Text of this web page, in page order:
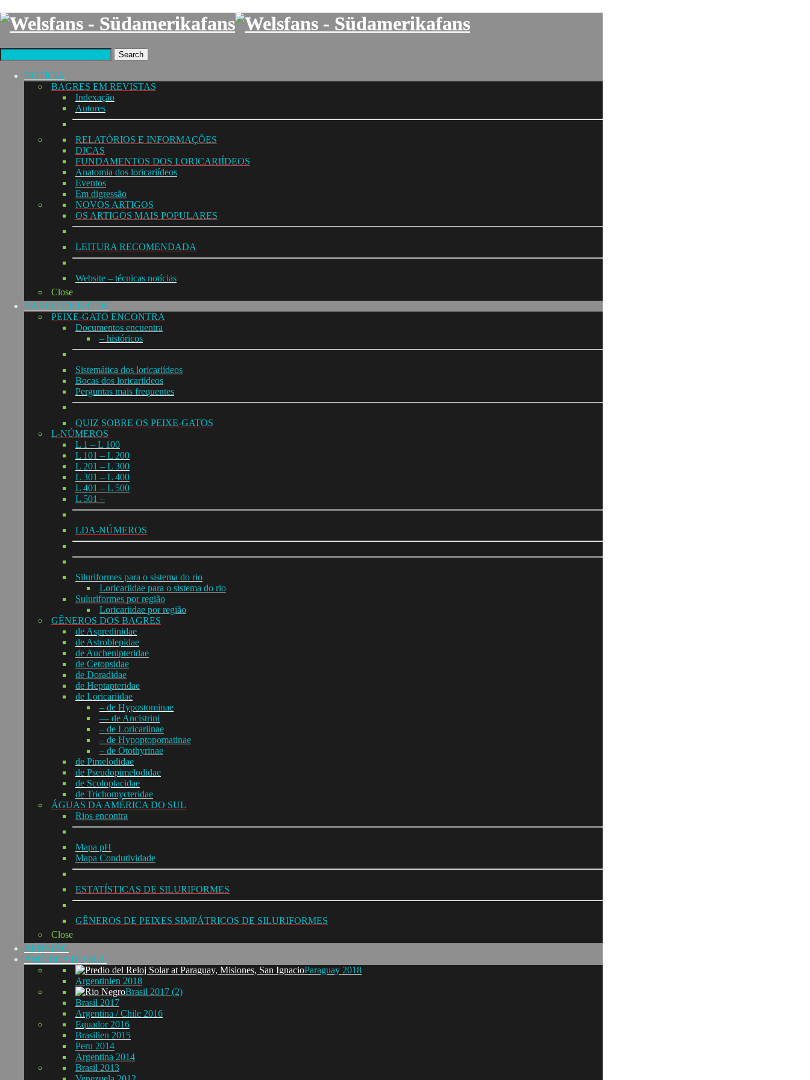
Search
NOTÍCIA
BAGRES EM REVISTAS
Indexação
Autores
RELATÓRIOS E INFORMAÇÕES
DICAS
FUNDAMENTOS DOS LORICARIÍDEOS
Anatomia dos loricariídeos
Eventos
Em digressão
NOVOS ARTIGOS
OS ARTIGOS MAIS POPULARES
LEITURA RECOMENDADA
Website – técnicas notícias
Close
BANCO DE DATOS
PEIXE-GATO ENCONTRA
Documentos encuentra
– históricos
Sistemática dos loricariídeos
Bocas dos loricariídeos
Perguntas mais frequentes
QUIZ SOBRE OS PEIXE-GATOS
L-NÚMEROS
L 1 – L 100
L 101 – L 200
L 201 – L 300
L 301 – L 400
L 401 – L 500
L 501 –
LDA-NÚMEROS
Siluriformes para o sistema do rio
Loricariidae para o sistema do rio
Suluriformes por região
Loricariidae por região
GÊNEROS DOS BAGRES
de Aspredinidae
de Astroblepidae
de Auchenipteridae
de Cetopsidae
de Doradidae
de Heptapteridae
de Loricariidae
– de Hypostominae
— de Ancistrini
– de Loricariinae
– de Hypoptopomatinae
– de Otothyrinae
de Pimelodidae
de Pseudopimelodidae
de Scoloplacidae
de Trichomycteridae
ÁGUAS DA AMÉRICA DO SUL
Rios encontra
Mapa pH
Mapa Condutividade
ESTATÍSTICAS DE SILURIFORMES
GÊNEROS DE PEIXES SIMPÁTRICOS DE SILURIFORMES
Close
REUNIÃO
ÁMÉRICA DO SUL
Paraguay 2018
Argentinien 2018
Brasil 2017 (2)
Brasil 2017
Argentina / Chile 2016
Equador 2016
Brasilien 2015
Peru 2014
Argentina 2014
Brasil 2013